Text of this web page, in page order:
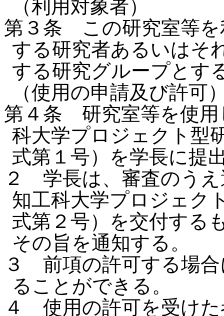
（利用対象者）
第３条 この研究室等を
する研究者あるいはそ
する研究グループとす
（使用の申請及び許可
第４条 研究室等を使用
科大学プロジェクト型
式第１号）を学長に提
２ 学長は、審査のう
知工科大学プロジェク
式第２号）を交付する
その旨を通知する。
３ 前項の許可する場
ることができる。
４ 使用の許可を受けた